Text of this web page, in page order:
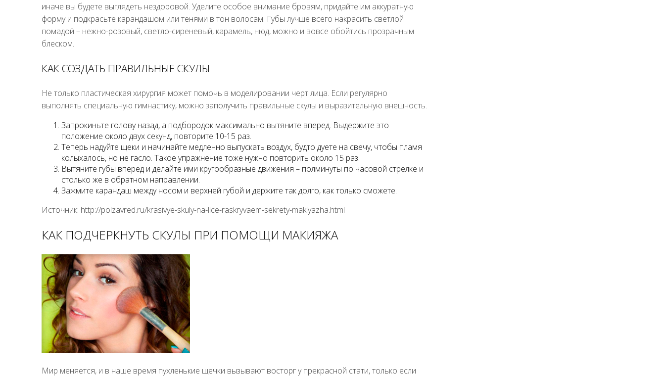
иначе вы будете выглядеть нездоровой. Уделите особое внимание бровям, придайте им аккуратную
форму и подкрасьте карандашом или тенями в тон волосам. Губы лучше всего накрасить светлой
помадой – нежно-розовый, светло-сиреневый, карамель, нюд, можно и вовсе обойтись прозрачным
блеском.
КАК СОЗДАТЬ ПРАВИЛЬНЫЕ СКУЛЫ
Не только пластическая хирургия может помочь в моделировании черт лица. Если регулярно
выполнять специальную гимнастику, можно заполучить правильные скулы и выразительную внешность.
Запрокиньте голову назад, а подбородок максимально вытяните вперед. Выдержите это
положение около двух секунд, повторите 10-15 раз.
Теперь надуйте щеки и начинайте медленно выпускать воздух, будто дуете на свечу, чтобы пламя
колыхалось, но не гасло. Такое упражнение тоже нужно повторить около 15 раз.
Вытяните губы вперед и делайте ими кругообразные движения – полминуты по часовой стрелке и
столько же в обратном направлении.
Зажмите карандаш между носом и верхней губой и держите так долго, как только сможете.
Источник: http://polzavred.ru/krasivye-skuly-na-lice-raskryvaem-sekrety-makiyazha.html
КАК ПОДЧЕРКНУТЬ СКУЛЫ ПРИ ПОМОЩИ МАКИЯЖА
Мир меняется, и в наше время пухленькие щечки вызывают восторг у прекрасной стати, только если